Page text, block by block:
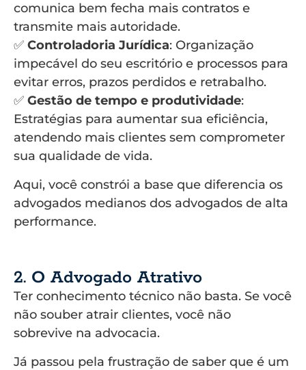
comunica bem fecha mais contratos e
transmite mais autoridade.
✅ Controladoria Jurídica: Organização
impecável do seu escritório e processos para
evitar erros, prazos perdidos e retrabalho.
✅ Gestão de tempo e produtividade:
Estratégias para aumentar sua eficiência,
atendendo mais clientes sem comprometer
sua qualidade de vida.
Aqui, você constrói a base que diferencia os
advogados medianos dos advogados de alta
performance.
2. O Advogado Atrativo
Ter conhecimento técnico não basta. Se você
não souber atrair clientes, você não
sobrevive na advocacia.
Já passou pela frustração de saber que é um